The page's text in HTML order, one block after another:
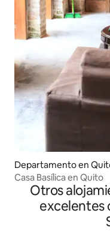
Departamento en
Casa Basílica en Quito
Otros
excelentes